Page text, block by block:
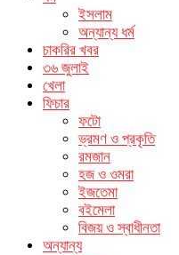
ইসলাম
অন্যান্য ধর্ম
চাকরির খবর
৩৬ জুলাই
খেলা
ফিচার
ফটো
ভ্রমণ ও প্রকৃতি
রমজান
হজ ও ওমরা
ইজতেমা
বইমেলা
বিজয় ও স্বাধীনতা
অন্যান্য